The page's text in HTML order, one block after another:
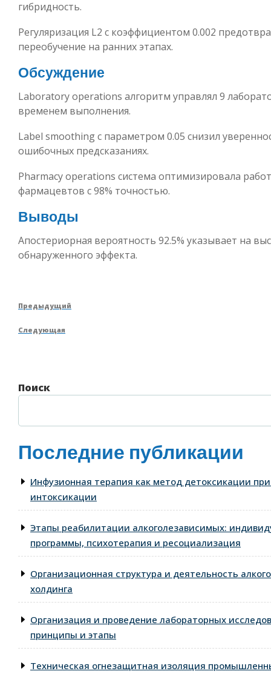
гибридность.
Регуляризация L2 с коэффициентом 0.002
переобучение на ранних этапах.
Обсуждение
Laboratory operations алгоритм управлял 9
временем выполнения.
Label smoothing с параметром 0.05 снизил
ошибочных предсказаниях.
Pharmacy operations система оптимизировала
фармацевтов с 98% точностью.
Выводы
Апостериорная вероятность 92.5% указывает на
обнаруженного эффекта.
Навигация
по
записям
Предыдущая
Предыдущий
Следующая
Следующая
Поиск
Последние публикации
Инфузионная терапия как метод детоксикации
интоксикации
Этапы реабилитации алкоголезависимых:
программы, психотерапия и ресоциализация
Организационная структура и деятельность
холдинга
Организация и проведение лабораторных
принципы и этапы
Техническая огнезащитная изоляция